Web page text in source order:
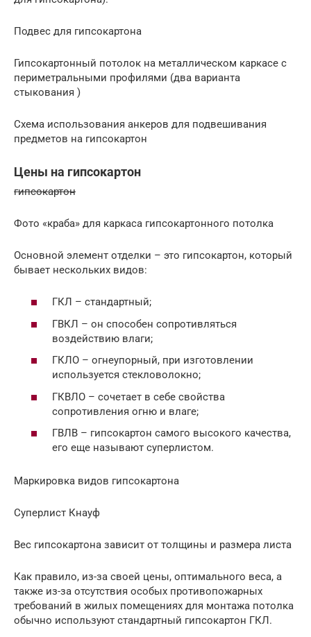
Подвес для гипсокартона
Гипсокартонный потолок на металлическом каркасе с
периметральными профилями (два варианта
стыкования )
Схема использования анкеров для подвешивания
предметов на гипсокартон
Цены на гипсокартон
гипсокартон
Фото «краба» для каркаса гипсокартонного потолка
Основной элемент отделки – это гипсокартон, который
бывает нескольких видов:
ГКЛ – стандартный;
ГВКЛ – он способен сопротивляться
воздействию влаги;
ГКЛО – огнеупорный, при изготовлении
используется стекловолокно;
ГКВЛО – сочетает в себе свойства
сопротивления огню и влаге;
ГВЛВ – гипсокартон самого высокого качества,
его еще называют суперлистом.
Маркировка видов гипсокартона
Суперлист Кнауф
Вес гипсокартона зависит от толщины и размера листа
Как правило, из-за своей цены, оптимального веса, а
также из-за отсутствия особых противопожарных
требований в жилых помещениях для монтажа потолка
обычно используют стандартный гипсокартон ГКЛ.